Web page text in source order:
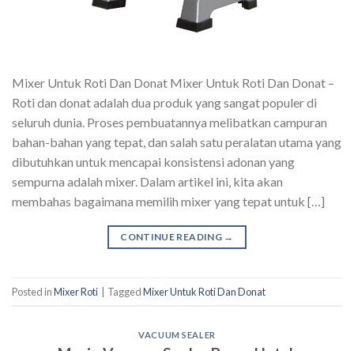
Mixer Untuk Roti Dan Donat Mixer Untuk Roti Dan Donat –
Roti dan donat adalah dua produk yang sangat populer di
seluruh dunia. Proses pembuatannya melibatkan campuran
bahan-bahan yang tepat, dan salah satu peralatan utama yang
dibutuhkan untuk mencapai konsistensi adonan yang
sempurna adalah mixer. Dalam artikel ini, kita akan
membahas bagaimana memilih mixer yang tepat untuk […]
CONTINUE READING →
Posted inMixer Roti TaggedMixer Untuk Roti Dan Donat
VACUUM SEALER